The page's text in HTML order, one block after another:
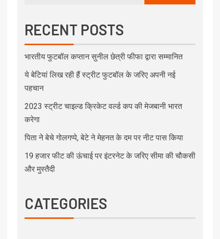
RECENT POSTS
भारतीय फुटबॉल कप्तान सुनील छेत्री फीफा द्वारा सम्मानित
ये बेटियां लिख रही हैं स्ट्रीट फुटबॉल के जरिए अपनी नई
पहचान
2023 स्ट्रीट चाइल्ड क्रिकेट वर्ल्ड कप की मेजबानी भारत
करेगा
पिता ने बेचे गोलगप्पे, बेटे ने मेहनत के दम पर नीट पास किया
19 हजार फीट की ऊंचाई पर इंटरनेट के जरिए सीमा की चौकसी
और मुस्तैदी
CATEGORIES